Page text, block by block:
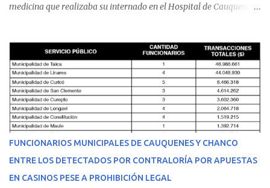
medicina que realizaba su internado en el Hospital de Cauquenes.
malestares físicos. Dada la complejidad de su estado de salud, el
equipo médico determinó su traslado de urgencia al Hospital
Regional de Talca y dado la urgencia la ambulancia partió hacia
Talca con escolta de Carabineros. En medio del traslado, el
estudiante de medicina de 25 años, se agravó y pese a los esfuerzos
del personal de emergencia terminó falleciendo, sin alcanzar a
recibir atención especializada en el centro de destino. Apenas se
conoció la gravedad de su condición, sus padres —residentes en
Villarrica— se trasladaron a Cauquenes con la esperanza de una
evolución favorable. No obstante, alrededo...
FUNCIONARIOS MUNICIPALES DE CAUQUENES Y CHANCO
ENTRE LOS DETECTADOS POR CONTRALORÍA POR APUESTAS
EN CASINOS PESE A PROHIBICIÓN LEGAL